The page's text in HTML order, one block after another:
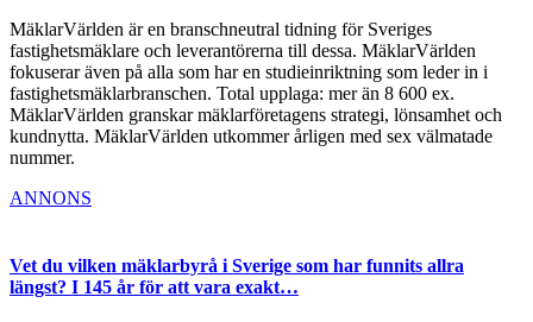
MäklarVärlden är en branschneutral tidning för Sveriges
fastighetsmäklare och leverantörerna till dessa. MäklarVärlden
fokuserar även på alla som har en studieinriktning som leder in i
fastighetsmäklarbranschen. Total upplaga: mer än 8 600 ex.
MäklarVärlden granskar mäklarföretagens strategi, lönsamhet och
kundnytta. MäklarVärlden utkommer årligen med sex välmatade
nummer.
ANNONS
Vet du vilken mäklarbyrå i Sverige som har funnits allra
längst? I 145 år för att vara exakt…